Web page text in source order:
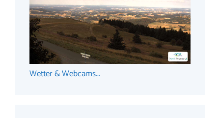
Wetter & Webcams...